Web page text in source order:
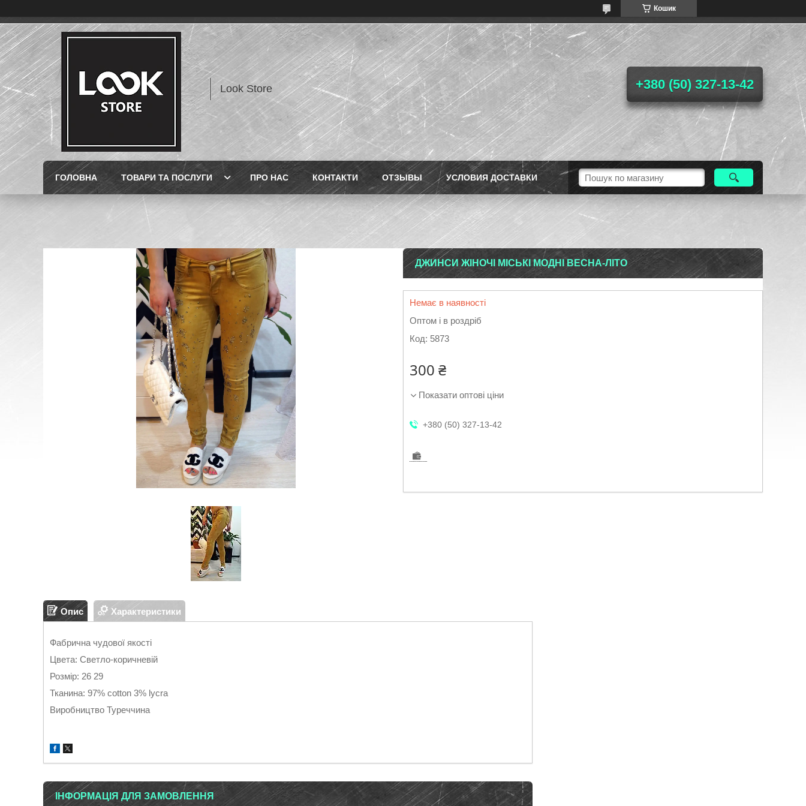
Кошик
Look Store +380 (50) 327-13-42
ГОЛОВНА ТОВАРИ ТА ПОСЛУГИ ПРО НАС КОНТАКТИ ОТЗЫВЫ УСЛОВИЯ ДОСТАВКИ
ДЖИНСИ ЖІНОЧІ МІСЬКІ МОДНІ ВЕСНА-ЛІТО
Немає в наявності
Оптом і в роздріб
Код: 5873
300 ₴
Показати оптові ціни
+380 (50) 327-13-42
Опис Характеристики
Фабрична чудової якості
Цвета: Светло-коричневій
Розмір: 26 29
Тканина: 97% cotton 3% lycra
Виробництво Туреччина
ІНФОРМАЦІЯ ДЛЯ ЗАМОВЛЕННЯ